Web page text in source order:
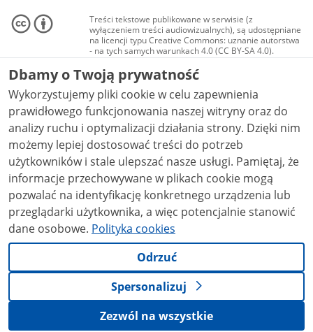
Treści tekstowe publikowane w serwisie (z
wyłączeniem treści audiowizualnych), są udostępniane
na licencji typu Creative Commons: uznanie autorstwa
- na tych samych warunkach 4.0 (CC BY-SA 4.0).
Materiały audiowizualne, w tym zdjęcia, materiały
audio i wideo, są udostępniane na licencji typu
Creative Commons: uznanie autorstwa użycie
niekomercyjne - bez utworów zależnych 4.0 (CC BY-
NC-ND 4.0), o ile nie jest to stwierdzone inaczej.
Dbamy o Twoją prywatność
Wykorzystujemy pliki cookie w celu zapewnienia
prawidłowego funkcjonowania naszej witryny oraz do
analizy ruchu i optymalizacji działania strony. Dzięki nim
możemy lepiej dostosować treści do potrzeb
użytkowników i stale ulepszać nasze usługi. Pamiętaj, że
informacje przechowywane w plikach cookie mogą
pozwalać na identyfikację konkretnego urządzenia lub
przeglądarki użytkownika, a więc potencjalnie stanowić
dane osobowe. Polityka cookies
Odrzuć
Spersonalizuj
Zezwól na wszystkie